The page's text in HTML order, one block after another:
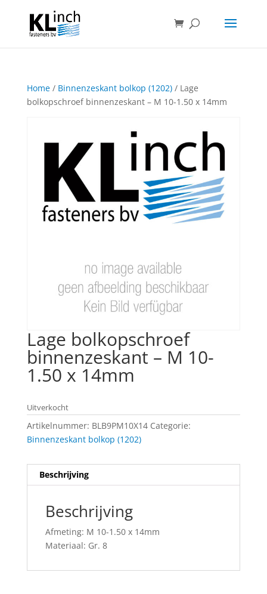
Home/ Binnenzeskant bolkop (1202)/ Lage
bolkopschroef binnenzeskant – M 10-1.50 x 14mm
Lage bolkopschroef
binnenzeskant – M 10-
1.50 x 14mm
Uitverkocht
Artikelnummer: BLB9PM10X14 Categorie:
Binnenzeskant bolkop (1202)
Beschrijving
Beschrijving
Afmeting: M 10-1.50 x 14mm
Materiaal: Gr. 8